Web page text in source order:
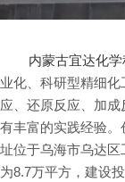
内蒙古宜达化
业化、科研型精细
应、还原反应、加
有丰富的实践经验。
址位于乌海市乌达
为8.7万平方，建设